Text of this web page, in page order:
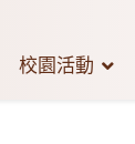
校園活動